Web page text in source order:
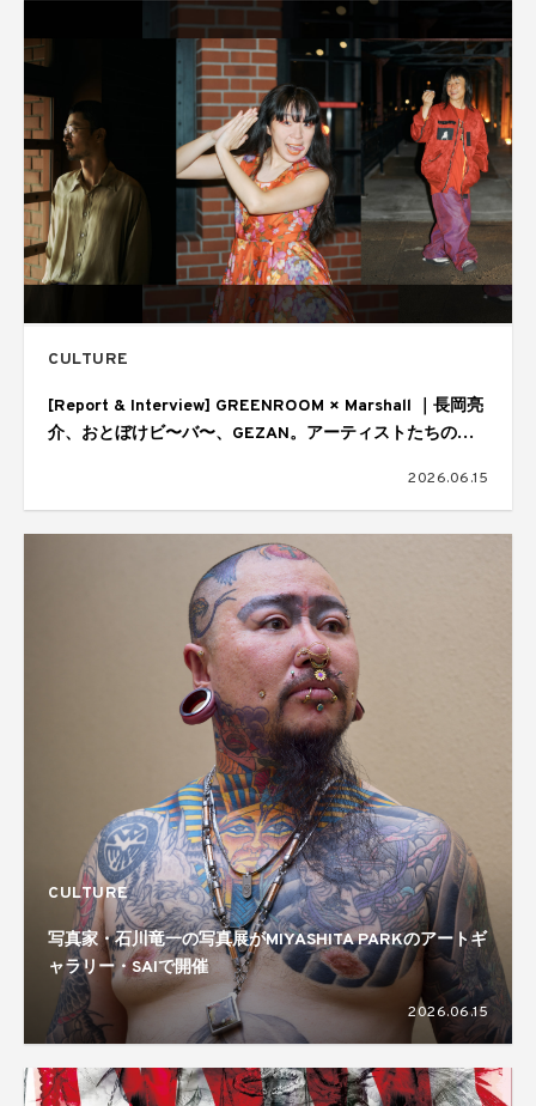
CULTURE
[Report & Interview] GREENROOM × Marshall ｜長岡亮
介、おとぼけビ〜バ〜、GEZAN。アーティストたちの音
2026.06.15
CULTURE
写真家・石川竜一の写真展がMIYASHITA PARKのアートギ
ャラリー・SAIで開催
2026.06.15